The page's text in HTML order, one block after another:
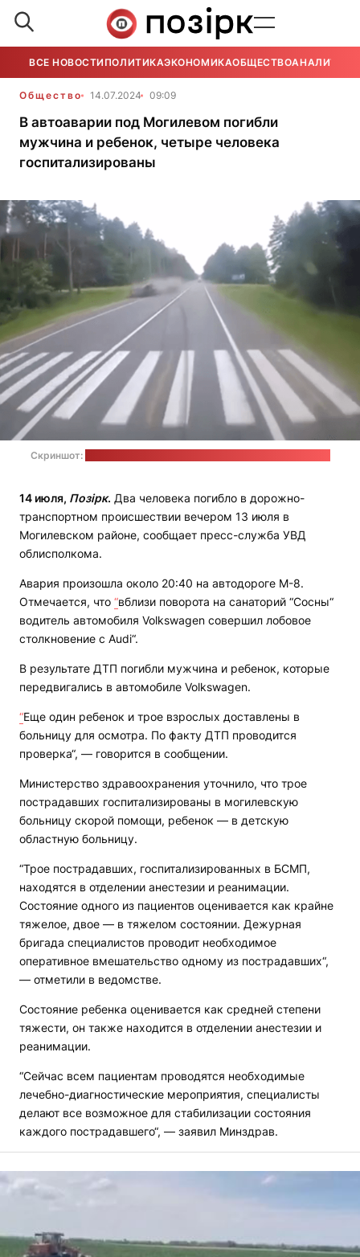
ВСЕ НОВОСТИ ПОЛИТИКАЭКОНОМИКАОБЩЕСТВОАНАЛИТИКА
Общество 14.07.2024 09:09
В автоаварии под Могилевом погибли
мужчина и ребенок, четыре человека
госпитализированы
Скриншот:
14 июля, Позірк. Два человека погибло в дорожно-
транспортном происшествии вечером 13 июля в
Могилевском районе, сообщает пресс-служба УВД
облисполкома.
Авария произошла около 20:40 на автодороге М-8.
Отмечается, что “вблизи поворота на санаторий “Сосны“
водитель автомобиля Volkswagen совершил лобовое
столкновение с Audi“.
В результате ДТП погибли мужчина и ребенок, которые
передвигались в автомобиле Volkswagen.
“Еще один ребенок и трое взрослых доставлены в
больницу для осмотра. По факту ДТП проводится
проверка“, — говорится в сообщении.
Министерство здравоохранения уточнило, что трое
пострадавших госпитализированы в могилевскую
больницу скорой помощи, ребенок — в детскую
областную больницу.
“Трое пострадавших, госпитализированных в БСМП,
находятся в отделении анестезии и реанимации.
Состояние одного из пациентов оценивается как крайне
тяжелое, двое — в тяжелом состоянии. Дежурная
бригада специалистов проводит необходимое
оперативное вмешательство одному из пострадавших“,
— отметили в ведомстве.
Состояние ребенка оценивается как средней степени
тяжести, он также находится в отделении анестезии и
реанимации.
“Сейчас всем пациентам проводятся необходимые
лечебно-диагностические мероприятия, специалисты
делают все возможное для стабилизации состояния
каждого пострадавшего“, — заявил Минздрав.